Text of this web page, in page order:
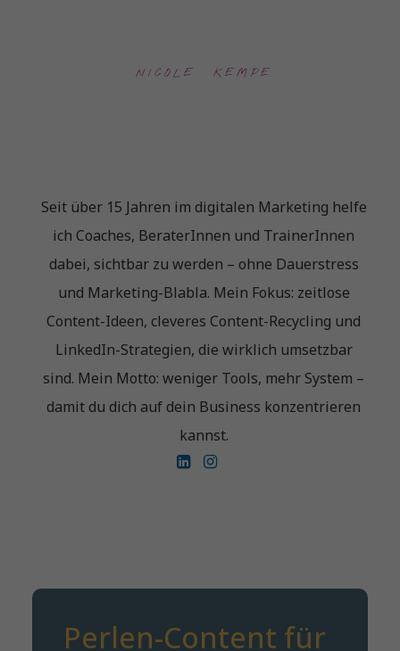
NICOLE  KEMPE
Seit über 15 Jahren im digitalen Marketing helfe
ich Coaches, BeraterInnen und TrainerInnen
dabei, sichtbar zu werden – ohne Dauerstress
und Marketing-Blabla. Mein Fokus: zeitlose
Content-Ideen, cleveres Content-Recycling und
LinkedIn-Strategien, die wirklich umsetzbar
sind. Mein Motto: weniger Tools, mehr System –
damit du dich auf dein Business konzentrieren
kannst.
Perlen-Content für